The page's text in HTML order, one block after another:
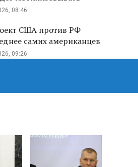
08:46
США против РФ
самих американцев
09:26